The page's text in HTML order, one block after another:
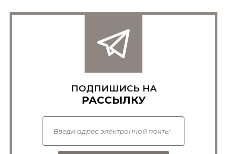
ПОДПИШИСЬ НА
РАССЫЛКУ